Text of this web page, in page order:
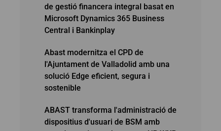
de gestió financera integral basat en
Microsoft Dynamics 365 Business
Central i Bankinplay
Abast modernitza el CPD de
l'Ajuntament de Valladolid amb una
solució Edge eficient, segura i
sostenible
ABAST transforma l'administració de
dispositius d'usuari de BSM amb